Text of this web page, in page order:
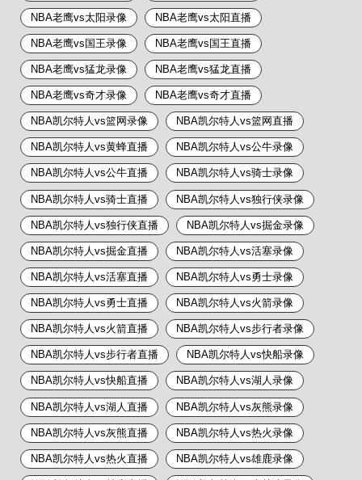
NBA老鹰vs太阳录像 NBA老鹰vs太阳直播
NBA老鹰vs国王录像 NBA老鹰vs国王直播
NBA老鹰vs猛龙录像 NBA老鹰vs猛龙直播
NBA老鹰vs奇才录像 NBA老鹰vs奇才直播
NBA凯尔特人vs篮网录像 NBA凯尔特人vs篮网直播
NBA凯尔特人vs黄蜂直播 NBA凯尔特人vs公牛录像
NBA凯尔特人vs公牛直播 NBA凯尔特人vs骑士录像
NBA凯尔特人vs骑士直播 NBA凯尔特人vs独行侠录像
NBA凯尔特人vs独行侠直播 NBA凯尔特人vs掘金录像
NBA凯尔特人vs掘金直播 NBA凯尔特人vs活塞录像
NBA凯尔特人vs活塞直播 NBA凯尔特人vs勇士录像
NBA凯尔特人vs勇士直播 NBA凯尔特人vs火箭录像
NBA凯尔特人vs火箭直播 NBA凯尔特人vs步行者录像
NBA凯尔特人vs步行者直播 NBA凯尔特人vs快船录像
NBA凯尔特人vs快船直播 NBA凯尔特人vs湖人录像
NBA凯尔特人vs湖人直播 NBA凯尔特人vs灰熊录像
NBA凯尔特人vs灰熊直播 NBA凯尔特人vs热火录像
NBA凯尔特人vs热火直播 NBA凯尔特人vs雄鹿录像